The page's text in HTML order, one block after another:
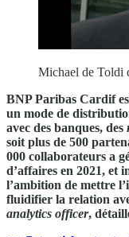
Michael de Toldi
BNP Paribas Cardif
un mode de
avec des banques, des
soit plus de 500
000 collaborateurs a
d’affaires en 2021, et
l’ambition de mettre
fluidifier la relation
analytics officer,